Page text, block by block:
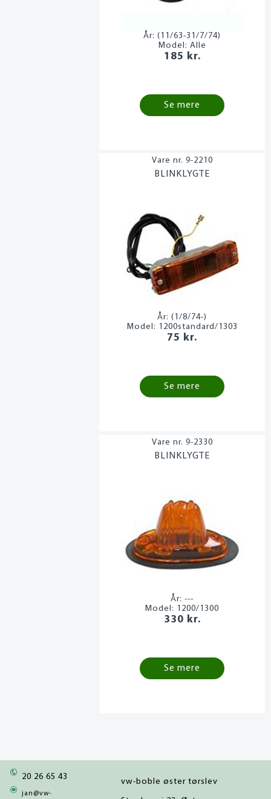
År:(11/63-31/7/74)
Model: Alle
185 kr.
Se mere
9-2210
BLINKLYGTE
År:(1/8/74-)
Model: 1200standard/1303
75 kr.
Se mere
9-2330
BLINKLYGTE
År:---
Model: 1200/1300
330 kr.
Se mere
20 26 65 43
jan@vw-
vw-boble øster tørslev